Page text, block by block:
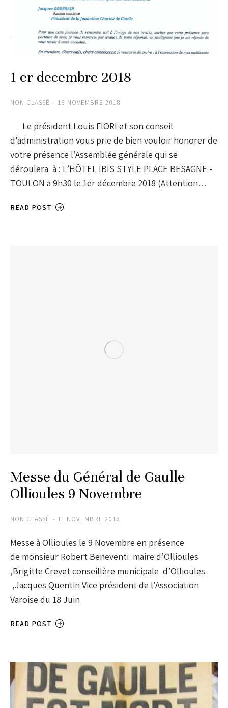
1 er decembre 2018
NON CLASSÉ 18 NOVEMBRE 2018
Le président Louis FIORI et son conseil
d’administration vous prie de bien vouloir honorer de
votre présence l’Assemblée générale qui se
déroulera à : L’HÔTEL IBIS STYLE PLACE BESAGNE -
TOULON a 9h30 le 1er décembre 2018 (Attention…
READ POST
Messe du Général de Gaulle
Ollioules 9 Novembre
NON CLASSÉ 11 NOVEMBRE 2018
Messe à Ollioules le 9 Novembre en présence
de monsieur Robert Beneventi maire d’Ollioules
,Brigitte Crevet conseillère municipale d’Ollioules
,Jacques Quentin Vice président de l’Association
Varoise du 18 Juin
READ POST